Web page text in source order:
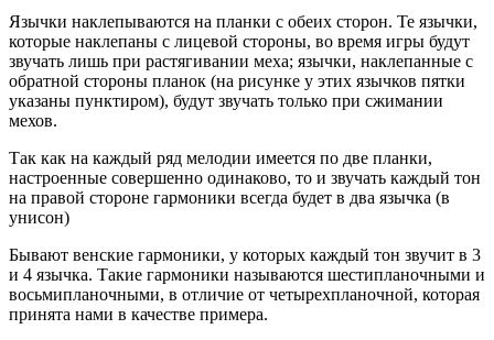
Язычки наклепываются на планки с обеих сторон. Те язычки,
которые наклепаны с лицевой стороны, во время игры будут
звучать лишь при растягивании меха; язычки, наклепанные с
обратной стороны планок (на рисунке у этих язычков пятки
указаны пунктиром), будут звучать только при сжимании
мехов.
Так как на каждый ряд мелодии имеется по две планки,
настроенные совершенно одинаково, то и звучать каждый тон
на правой стороне гармоники всегда будет в два язычка (в
унисон)
Бывают венские гармоники, у которых каждый тон звучит в 3
и 4 язычка. Такие гармоники называются шестипланочными и
восьмипланочными, в отличие от четырехпланочной, которая
принята нами в качестве примера.